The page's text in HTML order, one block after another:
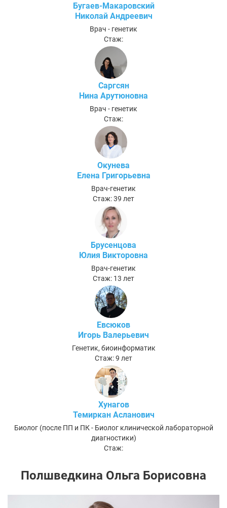
Бугаев-Макаровский
Николай Андреевич
Врач - генетик
Стаж:
Саргсян
Нина Арутюновна
Врач - генетик
Стаж:
Окунева
Елена Григорьевна
Врач-генетик
Стаж: 39 лет
Брусенцова
Юлия Викторовна
Врач-генетик
Стаж: 13 лет
Евсюков
Игорь Валерьевич
Генетик, биоинформатик
Стаж: 9 лет
Хунагов
Темиркан Асланович
Биолог (после ПП и ПК - Биолог клинической лабораторной
диагностики)
Стаж:
Полшведкина Ольга Борисовна